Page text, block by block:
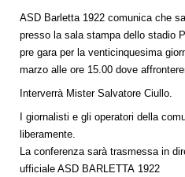
ASD Barletta 1922 comunica che
presso la sala stampa dello stadio
pre gara per la venticinquesima
marzo alle ore 15.00 dove
Interverrà Mister Salvatore Ciullo.
I giornalisti e gli operatori della
liberamente.
La conferenza sarà trasmessa in
ufficiale ASD BARLETTA 1922